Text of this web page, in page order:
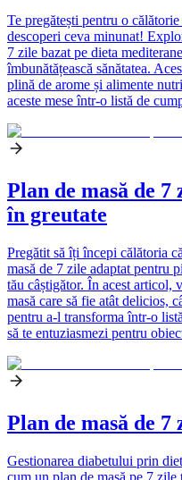
Te pregătești pentru o
descoperi ceva minunat!
7 zile bazat pe dieta
îmbunătățească sănătatea.
plină de arome și alimente
aceste mese într-o listă de
Plan de masă de
în greutate
Pregătit să îți începi călătoria
masă de 7 zile adaptat pentru
tău câștigător. În acest articol,
masă care să fie atât delicios,
pentru a-l transforma într-o
să te entuziasmezi pentru
Plan de masă de
Gestionarea diabetului prin
cum un plan de masă pe 7